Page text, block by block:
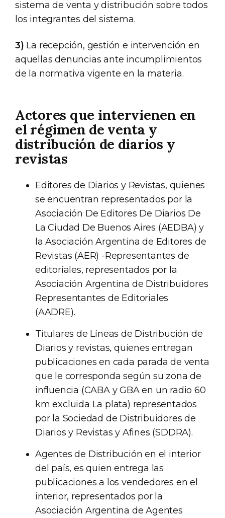
sistema de venta y distribución sobre todos
los integrantes del sistema.
3) La recepción, gestión e intervención en
aquellas denuncias ante incumplimientos
de la normativa vigente en la materia.
Actores que intervienen en
el régimen de venta y
distribución de diarios y
revistas
Editores de Diarios y Revistas, quienes
se encuentran representados por la
Asociación De Editores De Diarios De
La Ciudad De Buenos Aires (AEDBA) y
la Asociación Argentina de Editores de
Revistas (AER) -Representantes de
editoriales, representados por la
Asociación Argentina de Distribuidores
Representantes de Editoriales
(AADRE).
Titulares de Líneas de Distribución de
Diarios y revistas, quienes entregan
publicaciones en cada parada de venta
que le corresponda según su zona de
influencia (CABA y GBA en un radio 60
km excluida La plata) representados
por la Sociedad de Distribuidores de
Diarios y Revistas y Afines (SDDRA).
Agentes de Distribución en el interior
del país, es quien entrega las
publicaciones a los vendedores en el
interior, representados por la
Asociación Argentina de Agentes